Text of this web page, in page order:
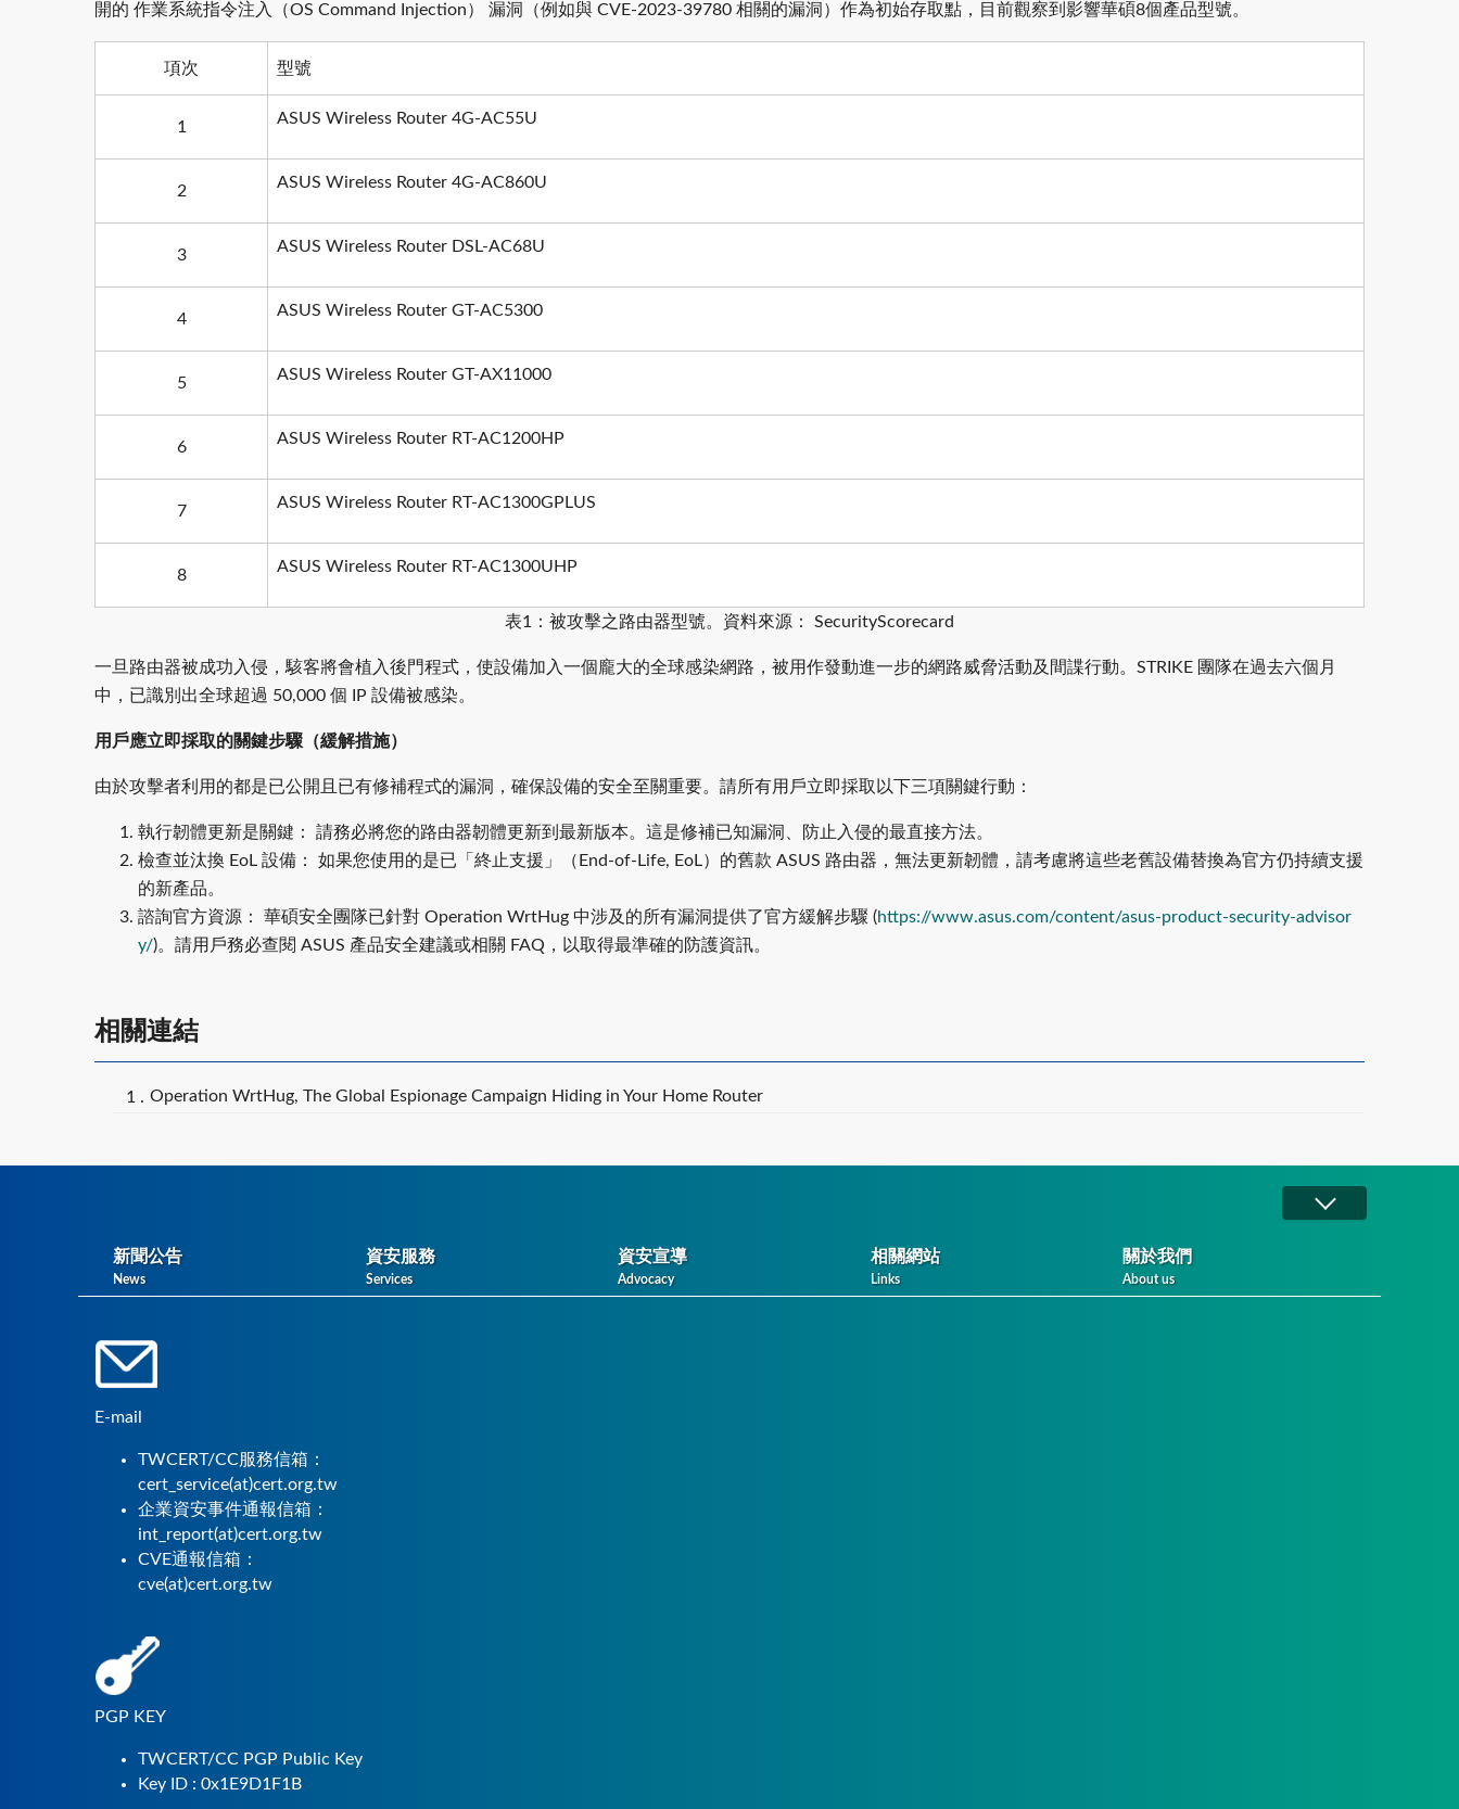
開的 作業系統指令注入（OS Command Injection） 漏洞（例如與 CVE-2023-39780 相關的漏洞）作為初始存取點，目前觀察到影響華碩8個產品型號。
項次 型號
1 ASUS Wireless Router 4G-AC55U
2 ASUS Wireless Router 4G-AC860U
3 ASUS Wireless Router DSL-AC68U
4 ASUS Wireless Router GT-AC5300
5 ASUS Wireless Router GT-AX11000
6 ASUS Wireless Router RT-AC1200HP
7 ASUS Wireless Router RT-AC1300GPLUS
8 ASUS Wireless Router RT-AC1300UHP
表1：被攻擊之路由器型號。資料來源： SecurityScorecard
一旦路由器被成功入侵，駭客將會植入後門程式，使設備加入一個龐大的全球感染網路，被用作發動進一步的網路威脅活動及間諜行動。STRIKE 團隊在過去六個月
中，已識別出全球超過 50,000 個 IP 設備被感染。
用戶應立即採取的關鍵步驟（緩解措施）
由於攻擊者利用的都是已公開且已有修補程式的漏洞，確保設備的安全至關重要。請所有用戶立即採取以下三項關鍵行動：
執行韌體更新是關鍵： 請務必將您的路由器韌體更新到最新版本。這是修補已知漏洞、防止入侵的最直接方法。
檢查並汰換 EoL 設備： 如果您使用的是已「終止支援」（End-of-Life, EoL）的舊款 ASUS 路由器，無法更新韌體，請考慮將這些老舊設備替換為官方仍持續支援
的新產品。
諮詢官方資源： 華碩安全團隊已針對 Operation WrtHug 中涉及的所有漏洞提供了官方緩解步驟 (https://www.asus.com/content/asus-product-security-advisor
y/)。請用戶務必查閱 ASUS 產品安全建議或相關 FAQ，以取得最準確的防護資訊。
相關連結
Operation WrtHug, The Global Espionage Campaign Hiding in Your Home Router
新聞公告
News
資安服務
Services
資安宣導
Advocacy
相關網站
Links
關於我們
About us
E-mail
TWCERT/CC服務信箱：
cert_service(at)cert.org.tw
企業資安事件通報信箱：
int_report(at)cert.org.tw
CVE通報信箱：
cve(at)cert.org.tw
PGP KEY
TWCERT/CC PGP Public Key
Key ID : 0x1E9D1F1B